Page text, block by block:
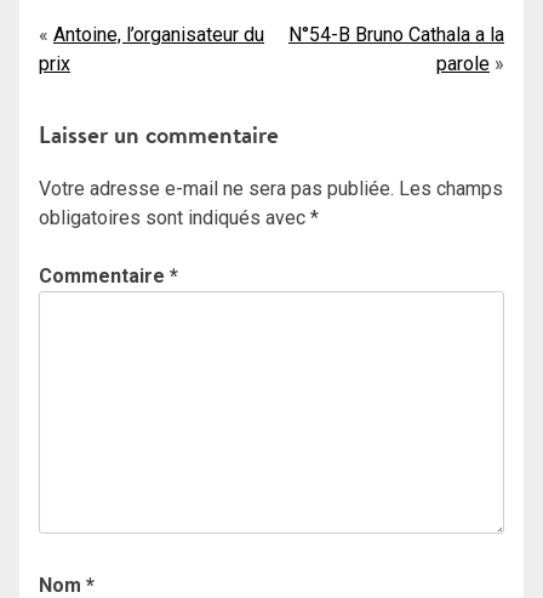
Navigation
de
l’article
Antoine, l’organisateur du
prix
N°54-B Bruno Cathala a la
parole
Laisser un commentaire
Votre adresse e-mail ne sera pas publiée. Les champs
obligatoires sont indiqués avec *
Commentaire *
Nom *